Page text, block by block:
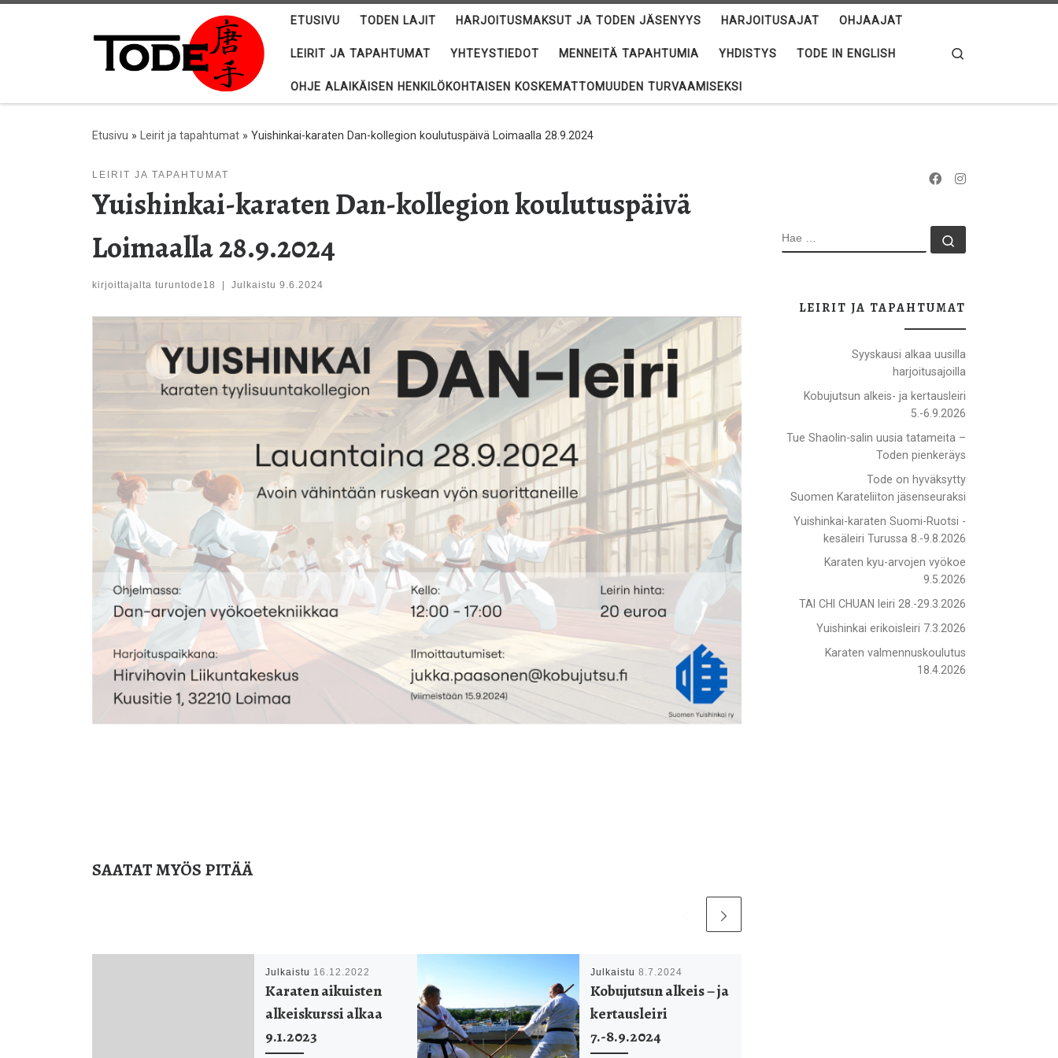
ETUSIVU TODEN LAJIT HARJOITUSMAKSUT JA TODEN JÄSENYYS HARJOITUSAJAT OHJAAJAT
LEIRIT JA TAPAHTUMAT YHTEYSTIEDOT MENNEITÄ TAPAHTUMIA YHDISTYS TODE IN ENGLISH
OHJE ALAIKÄISEN HENKILÖKOHTAISEN KOSKEMATTOMUUDEN TURVAAMISEKSI
Etusivu » Leirit ja tapahtumat » Yuishinkai-karaten Dan-kollegion koulutuspäivä Loimaalla 28.9.2024
LEIRIT JA TAPAHTUMAT
Yuishinkai-karaten Dan-kollegion koulutuspäivä
Loimaalla 28.9.2024
kirjoittajalta turuntode18 Julkaistu 9.6.2024
SAATAT MYÖS PITÄÄ
Julkaistu 16.12.2022
Karaten aikuisten
alkeiskurssi alkaa
9.1.2023
Julkaistu 8.7.2024
Kobujutsun alkeis – ja
kertausleiri
7.-8.9.2024
HAE
LEIRIT JA TAPAHTUMAT
Syyskausi alkaa uusilla
harjoitusajoilla
Kobujutsun alkeis- ja kertausleiri
5.-6.9.2026
Tue Shaolin-salin uusia tatameita –
Toden pienkeräys
Tode on hyväksytty
Suomen Karateliiton jäsenseuraksi
Yuishinkai-karaten Suomi-Ruotsi -
kesäleiri Turussa 8.-9.8.2026
Karaten kyu-arvojen vyökoe
9.5.2026
TAI CHI CHUAN leiri 28.-29.3.2026
Yuishinkai erikoisleiri 7.3.2026
Karaten valmennuskoulutus
18.4.2026